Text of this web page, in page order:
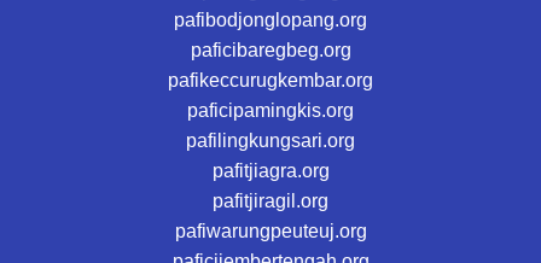
pafibodjonglopang.org
paficibaregbeg.org
pafikeccurugkembar.org
paficipamingkis.org
pafilingkungsari.org
pafitjiagra.org
pafitjiragil.org
pafiwarungpeuteuj.org